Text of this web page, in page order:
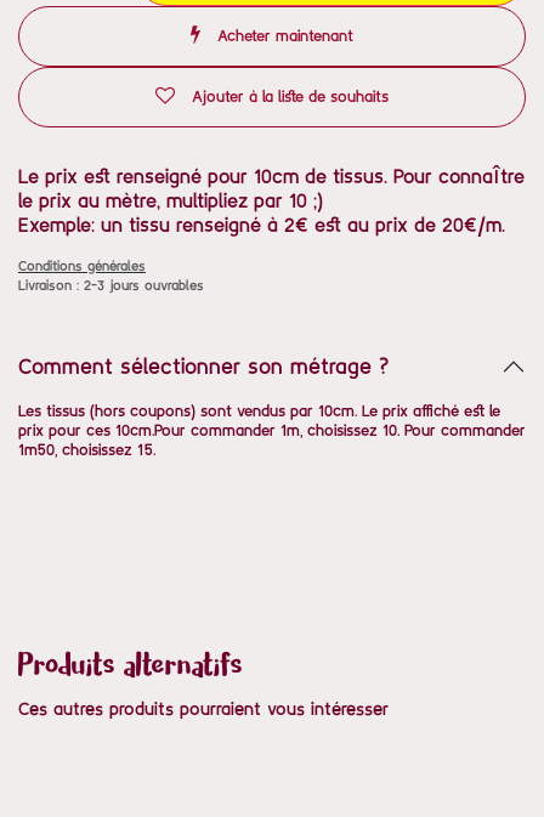
Acheter maintenant
Ajouter à la liste de souhaits
Le prix est renseigné pour 10cm de tissus. Pour connaître
le prix au mètre, multipliez par 10 ;)
Exemple: un tissu renseigné à 2€ est au prix de 20€/m.
Conditions générales
Livraison : 2-3 jours ouvrables
Comment sélectionner son métrage ?
Les tissus (hors coupons) sont vendus par 10cm. Le prix affiché est le
prix pour ces 10cm.Pour commander 1m, choisissez 10. Pour commander
1m50, choisissez 15.
Produits alternatifs
Ces autres produits pourraient vous intéresser